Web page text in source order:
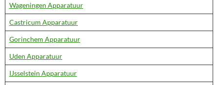
Wageningen Apparatuur
Castricum Apparatuur
Gorinchem Apparatuur
Uden Apparatuur
IJsselstein Apparatuur